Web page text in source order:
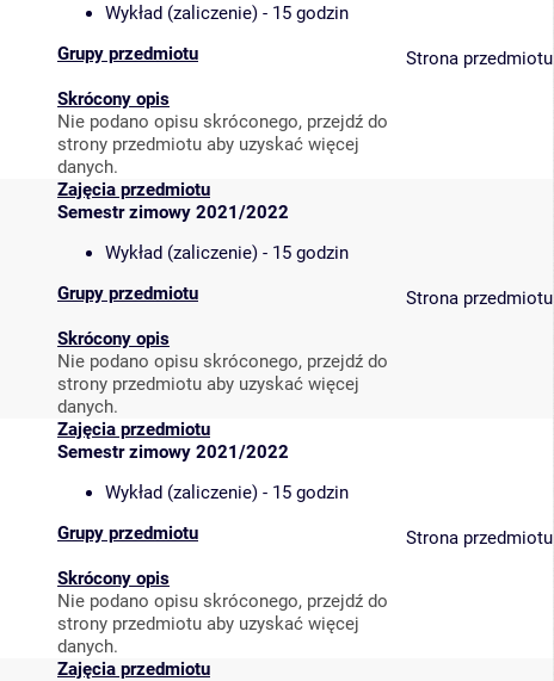
Wykład (zaliczenie) - 15 godzin
Grupy przedmiotu
Skrócony opis
Nie podano opisu skróconego, przejdź do
strony przedmiotu aby uzyskać więcej
danych.
Strona przedmiotu
Zajęcia przedmiotu
Semestr zimowy 2021/2022
Wykład (zaliczenie) - 15 godzin
Grupy przedmiotu
Skrócony opis
Nie podano opisu skróconego, przejdź do
strony przedmiotu aby uzyskać więcej
danych.
Strona przedmiotu
Zajęcia przedmiotu
Semestr zimowy 2021/2022
Wykład (zaliczenie) - 15 godzin
Grupy przedmiotu
Skrócony opis
Nie podano opisu skróconego, przejdź do
strony przedmiotu aby uzyskać więcej
danych.
Strona przedmiotu
Zajęcia przedmiotu